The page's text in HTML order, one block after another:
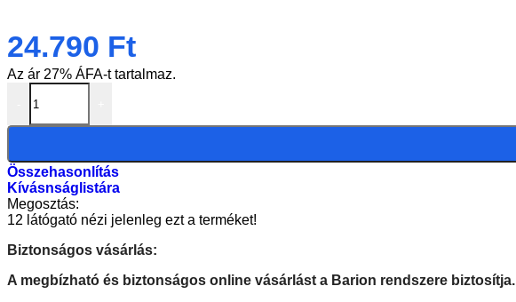
24.790 Ft
Az ár 27% ÁFA-t tartalmaz.
ICF 111321BLACK magas mosdó csaptelep, matt fekete mennyiség
Összehasonlítás
Kívásnságlistára
Megosztás:
12 látógató nézi jelenleg ezt a terméket!
Biztonságos vásárlás:
A megbízható és biztonságos online vásárlást a Barion rendszere biztosítja.